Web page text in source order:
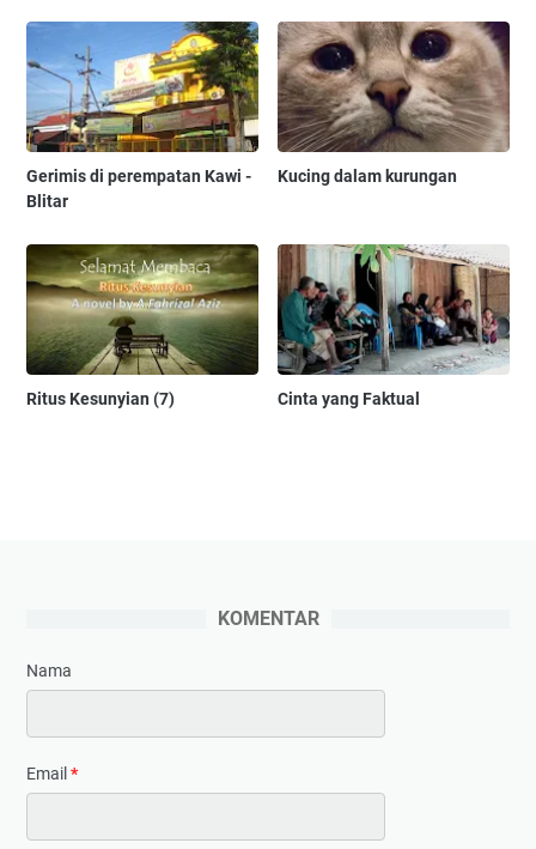
Gerimis di perempatan Kawi -
Blitar
Kucing dalam kurungan
Ritus Kesunyian (7) Cinta yang Faktual
KOMENTAR
Nama
Email *